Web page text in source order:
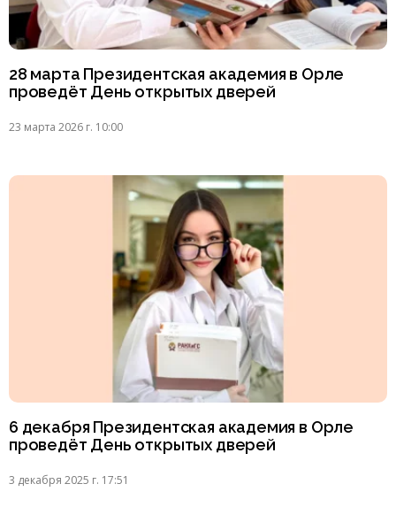
28 марта Президентская академия в Орле
проведёт День открытых дверей
23 марта 2026 г. 10:00
6 декабря Президентская академия в Орле
проведёт День открытых дверей
3 декабря 2025 г. 17:51